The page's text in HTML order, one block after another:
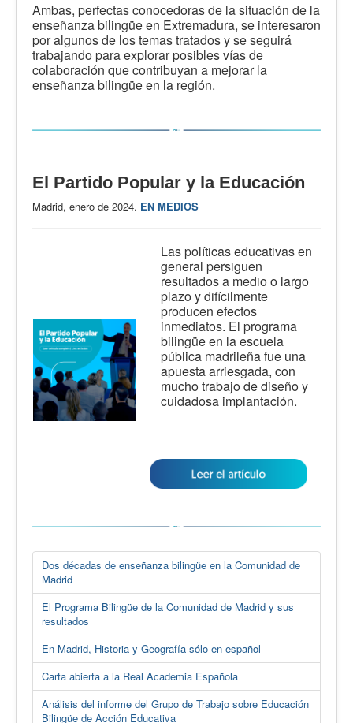
Ambas, perfectas conocedoras de la situación de la
enseñanza bilingüe en Extremadura, se interesaron
por algunos de los temas tratados y se seguirá
trabajando para explorar posibles vías de
colaboración que contribuyan a mejorar la
enseñanza bilingüe en la región.
El Partido Popular y la Educación
Madrid, enero de 2024. EN MEDIOS
Las políticas educativas en
general persiguen
resultados a medio o largo
plazo y difícilmente
producen efectos
inmediatos. El programa
bilingüe en la escuela
pública madrileña fue una
apuesta arriesgada, con
mucho trabajo de diseño y
cuidadosa implantación.
Dos décadas de enseñanza bilingüe en la Comunidad de
Madrid
El Programa Bilingüe de la Comunidad de Madrid y sus
resultados
En Madrid, Historia y Geografía sólo en español
Carta abierta a la Real Academia Española
Análisis del informe del Grupo de Trabajo sobre Educación
Bilingüe de Acción Educativa